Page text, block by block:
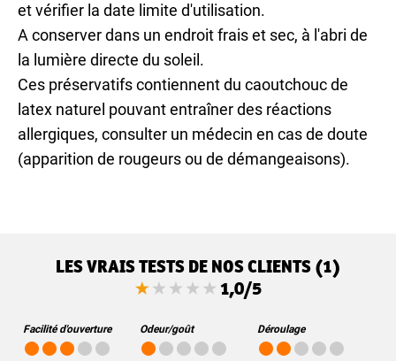
et vérifier la date limite d'utilisation.
A conserver dans un endroit frais et sec, à l'abri de
la lumière directe du soleil.
Ces préservatifs contiennent du caoutchouc de
latex naturel pouvant entraîner des réactions
allergiques, consulter un médecin en cas de doute
(apparition de rougeurs ou de démangeaisons).
LES VRAIS TESTS DE NOS CLIENTS (1)
1,0/5
Facilité d'ouverture Odeur/goût Déroulage